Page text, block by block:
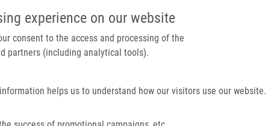
experience on our website
consent to the access and processing of the
partners (including analytical tools).
helps us to understand how our visitors use our website.
IMTM PORTÁL
Main navigation